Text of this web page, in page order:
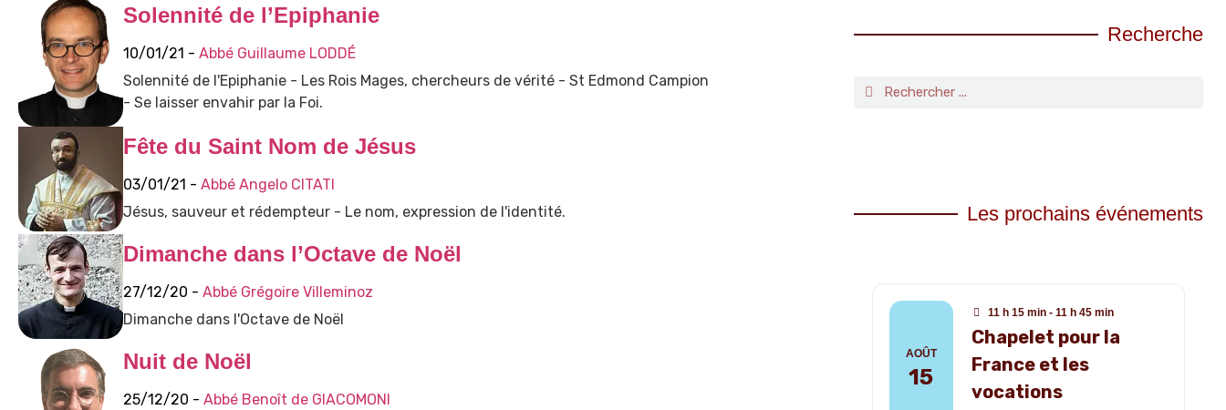
Solennité de l’Epiphanie
10/01/21 - Abbé Guillaume LODDÉ
Solennité de l'Epiphanie - Les Rois Mages, chercheurs de vérité - St Edmond Campion
- Se laisser envahir par la Foi.
Fête du Saint Nom de Jésus
03/01/21 - Abbé Angelo CITATI
Jésus, sauveur et rédempteur - Le nom, expression de l'identité.
Dimanche dans l’Octave de Noël
27/12/20 - Abbé Grégoire Villeminoz
Dimanche dans l'Octave de Noël
Nuit de Noël
25/12/20 - Abbé Benoît de GIACOMONI
Recherche
Les prochains événements
AOÛT
15
11 h 15 min - 11 h 45 min
Chapelet pour la
France et les
vocations